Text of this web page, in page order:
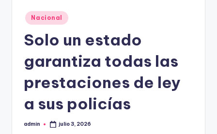
Publicado
en
Nacional
Solo un estado
garantiza todas las
prestaciones de ley
a sus policías
Publicado
admin julio 3, 2026